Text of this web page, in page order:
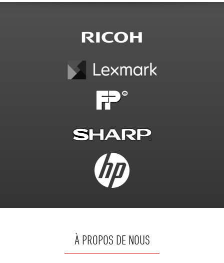
À PROPOS DE NOUS